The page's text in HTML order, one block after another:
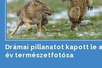
Drámai pillanatot kapott le
év természetfotósa